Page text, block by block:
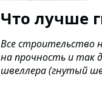
Что лучше
Все строительство
на прочность и так
швеллера (гнутый